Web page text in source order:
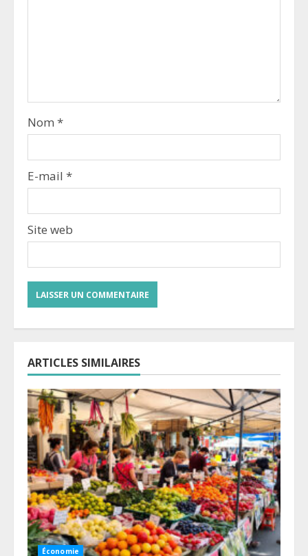
Nom *
E-mail *
Site web
ARTICLES SIMILAIRES
Économie